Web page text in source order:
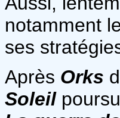
notamment
ses
Après Orks
Soleil